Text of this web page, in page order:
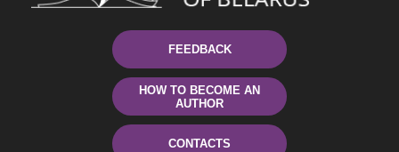
FEEDBACK
HOW TO BECOME AN
AUTHOR
CONTACTS